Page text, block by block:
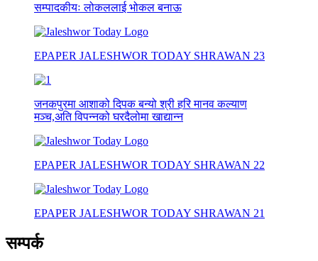
सम्पादकीयः लोकललाई भोकल बनाऊ
EPAPER JALESHWOR TODAY SHRAWAN 23
जनकपुरमा आशाको दिपक बन्यो श्री हरि मानव कल्याण
मञ्च,अति विपन्नको घरदैलोमा खाद्यान्न
EPAPER JALESHWOR TODAY SHRAWAN 22
EPAPER JALESHWOR TODAY SHRAWAN 21
सम्पर्क